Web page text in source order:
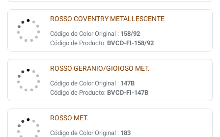
ROSSO COVENTRY METALLESCENTE
Código de Color Original : 158/92
Código de Producto: BVCD-FI-158/92
ROSSO GERANIO/GIOIOSO MET.
Código de Color Original : 147B
Código de Producto: BVCD-FI-147B
ROSSO MET.
Código de Color Original : 183